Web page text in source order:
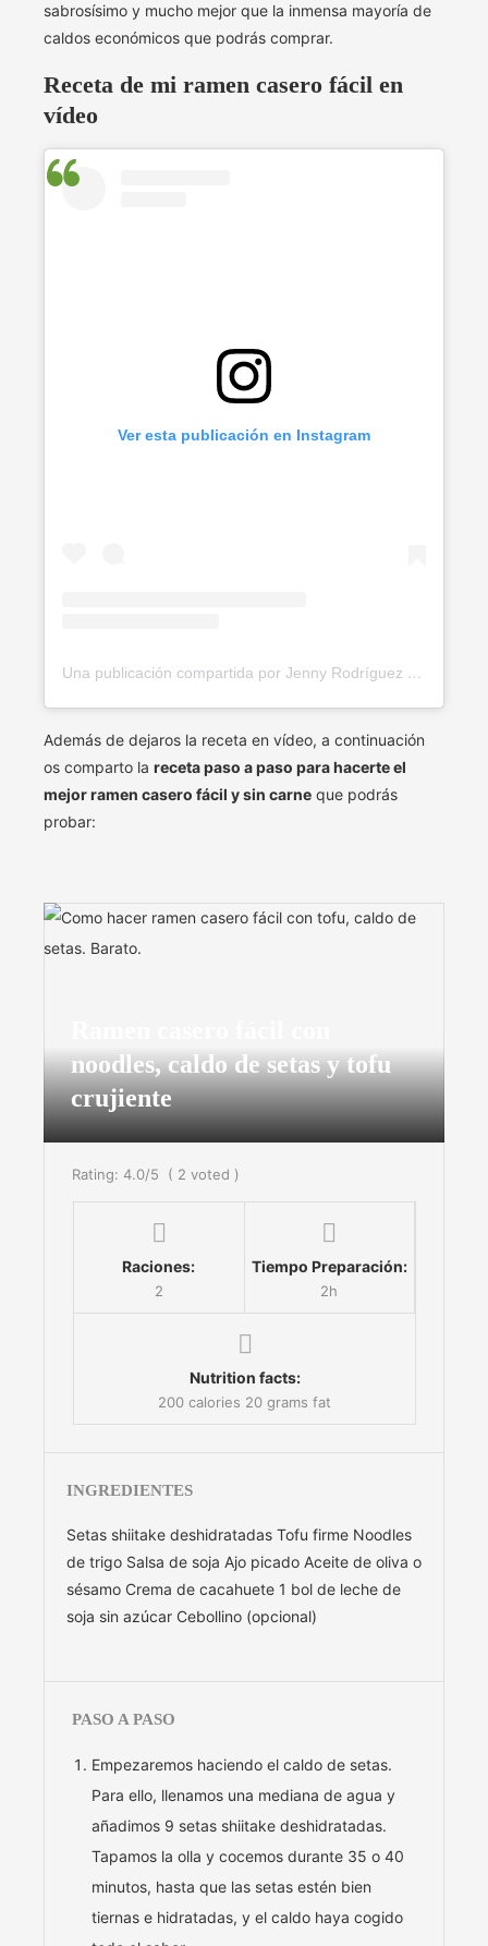
sabrosísimo y mucho mejor que la inmensa mayoría de
caldos económicos que podrás comprar.
Receta de mi ramen casero fácil en
vídeo
Ver esta publicación en Instagram
Una publicación compartida por Jenny Rodríguez ✨🍃 (@soyvegana_jenny)
Además de dejaros la receta en vídeo, a continuación
os comparto la receta paso a paso para hacerte el
mejor ramen casero fácil y sin carne que podrás
probar:
noodles, caldo de setas y tofu
crujiente
Rating: 4.0/5 ( 2 voted )
Raciones:
2
Tiempo Preparación:
2h
Nutrition facts:
200 calories 20 grams fat
INGREDIENTES
Setas shiitake deshidratadas Tofu firme Noodles
de trigo Salsa de soja Ajo picado Aceite de oliva o
sésamo Crema de cacahuete 1 bol de leche de
soja sin azúcar Cebollino (opcional)
PASO A PASO
Empezaremos haciendo el caldo de setas.
Para ello, llenamos una mediana de agua y
añadimos 9 setas shiitake deshidratadas.
Tapamos la olla y cocemos durante 35 o 40
minutos, hasta que las setas estén bien
tiernas e hidratadas, y el caldo haya cogido